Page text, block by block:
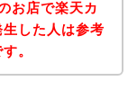
お店で楽天カ
した人は参考
。